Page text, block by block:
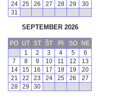
24
25 26 27 28 29
30
31
SEPTEMBER 2026
PO UT ST ŠT PI SO
NE
1
2 3 4 5
6
7
8 9 10 11 12
13
14
15 16 17 18 19
20
21
22 23 24 25 26
27
28
29 30